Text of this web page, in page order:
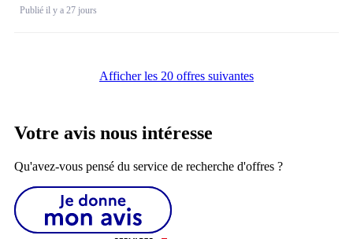
Publié il y a 27 jours
Afficher les 20 offres suivantes
Votre avis nous intéresse
Qu'avez-vous pensé du service de recherche d'offres ?